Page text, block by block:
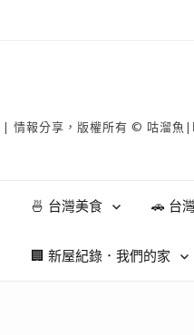
報分享，版權所有 © 咕溜魚|
🍜 台灣美食 🚗 台
🏢 新屋紀錄．我們的家